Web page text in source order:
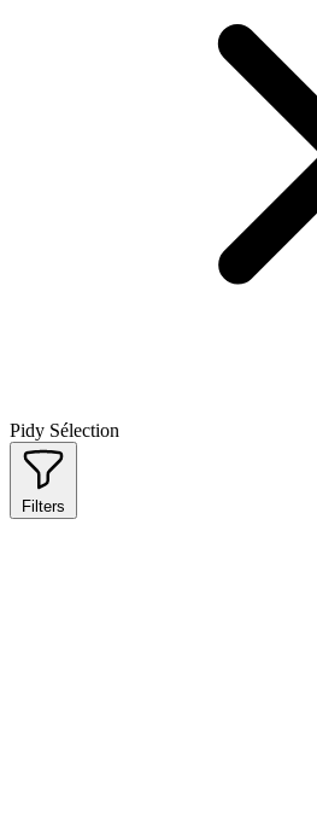
Pidy Sélection
Filters